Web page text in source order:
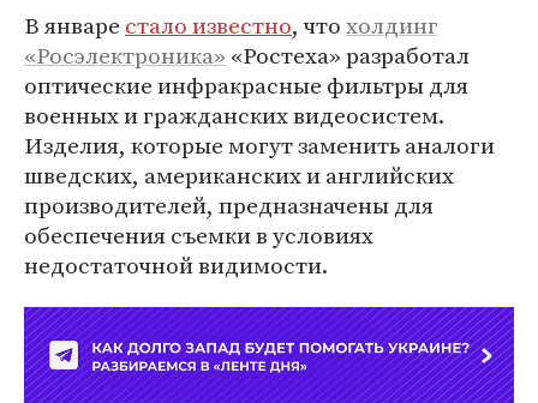
В январе стало известно, чтохолдинг
«Росэлектроника» «Ростеха» разработал
оптические инфракрасные фильтры для
военных и гражданских видеосистем.
Изделия, которые могут заменить аналоги
шведских, американских и английских
производителей, предназначены для
обеспечения съемки в условиях
недостаточной видимости.